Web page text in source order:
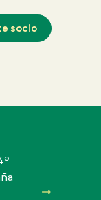
socio